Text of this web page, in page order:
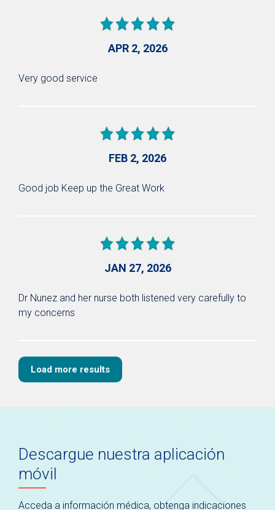
APR 2, 2026
Very good service
FEB 2, 2026
Good job Keep up the Great Work
JAN 27, 2026
Dr Nunez and her nurse both listened very carefully to
my concerns
Load more results
Descargue nuestra aplicación
móvil
Acceda a información médica, obtenga indicaciones